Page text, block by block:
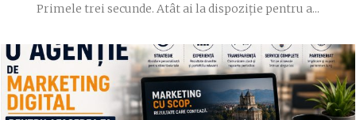
Primele trei secunde. Atât ai la dispoziție pentru a...